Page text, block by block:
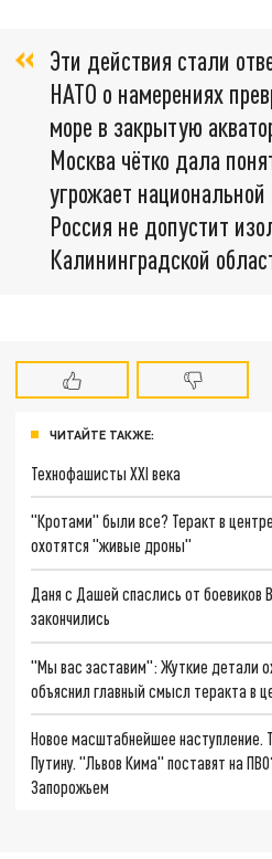
Эти действия стали
НАТО о намерениях
море в закрытую
Москва чётко дала
угрожает национальной
Россия не допустит
Калининградской
ЧИТАЙТЕ ТАКЖЕ:
Технофашисты XXI века
"Кротами" были все? Теракт в
охотятся "живые дроны"
Даня с Дашей спаслись от
закончились
"Мы вас заставим": Жуткие детали
объяснил главный смысл теракта в
Новое масштабнейшее наступление.
Путину. "Львов Кима" поставят на
Запорожьем